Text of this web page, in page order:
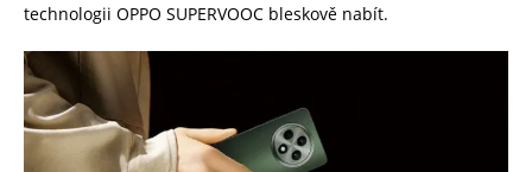
technologii OPPO SUPERVOOC bleskově nabít.